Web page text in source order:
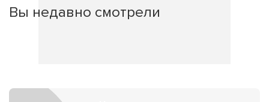
Вы недавно смотрели